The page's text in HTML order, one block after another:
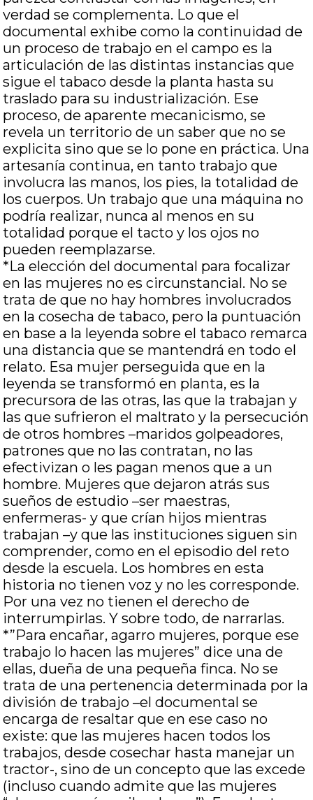
verdad se complementa. Lo que el
documental exhibe como la continuidad de
un proceso de trabajo en el campo es la
articulación de las distintas instancias que
sigue el tabaco desde la planta hasta su
traslado para su industrialización. Ese
proceso, de aparente mecanicismo, se
revela un territorio de un saber que no se
explicita sino que se lo pone en práctica. Una
artesanía continua, en tanto trabajo que
involucra las manos, los pies, la totalidad de
los cuerpos. Un trabajo que una máquina no
podría realizar, nunca al menos en su
totalidad porque el tacto y los ojos no
pueden reemplazarse.
*La elección del documental para focalizar
en las mujeres no es circunstancial. No se
trata de que no hay hombres involucrados
en la cosecha de tabaco, pero la puntuación
en base a la leyenda sobre el tabaco remarca
una distancia que se mantendrá en todo el
relato. Esa mujer perseguida que en la
leyenda se transformó en planta, es la
precursora de las otras, las que la trabajan y
las que sufrieron el maltrato y la persecución
de otros hombres –maridos golpeadores,
patrones que no las contratan, no las
efectivizan o les pagan menos que a un
hombre. Mujeres que dejaron atrás sus
sueños de estudio –ser maestras,
enfermeras- y que crían hijos mientras
trabajan –y que las instituciones siguen sin
comprender, como en el episodio del reto
desde la escuela. Los hombres en esta
historia no tienen voz y no les corresponde.
Por una vez no tienen el derecho de
interrumpirlas. Y sobre todo, de narrarlas.
*”Para encañar, agarro mujeres, porque ese
trabajo lo hacen las mujeres” dice una de
ellas, dueña de una pequeña finca. No se
trata de una pertenencia determinada por la
división de trabajo –el documental se
encarga de resaltar que en ese caso no
existe: que las mujeres hacen todos los
trabajos, desde cosechar hasta manejar un
tractor-, sino de un concepto que las excede
(incluso cuando admite que las mujeres